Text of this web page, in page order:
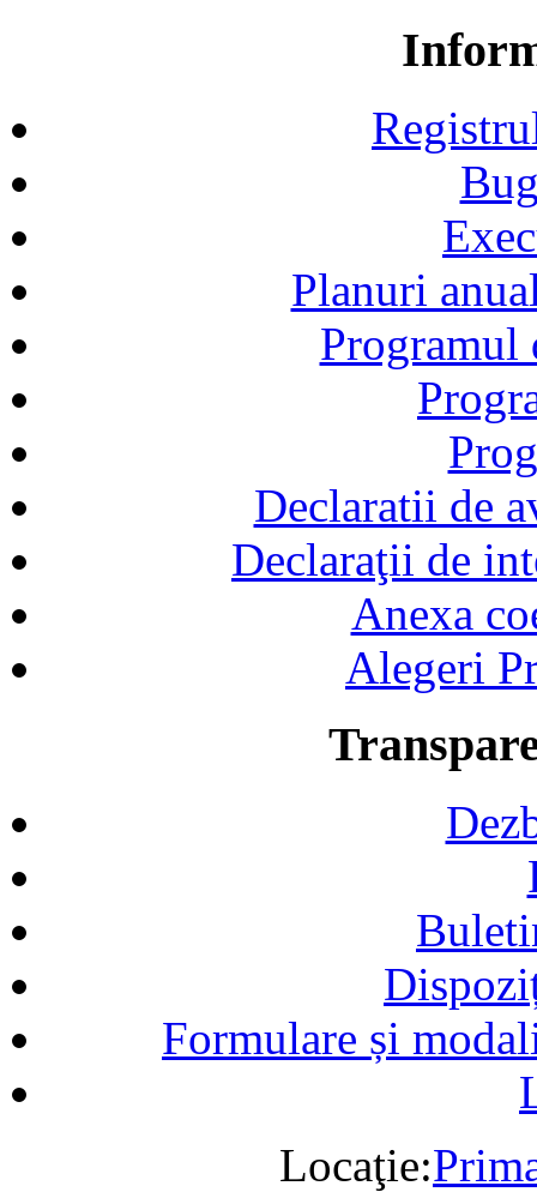
Planuri
Declaratii de
Declaraţii de
Anexa
Alegeri
Formulare și
Locaţie: